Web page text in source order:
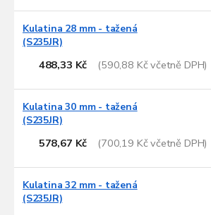
Kulatina 28 mm - tažená
(S235JR)
488,33 Kč (590,88 Kč včetně DPH)
Kulatina 30 mm - tažená
(S235JR)
578,67 Kč (700,19 Kč včetně DPH)
Kulatina 32 mm - tažená
(S235JR)